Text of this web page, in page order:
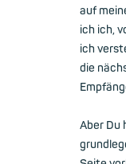
auf
ich ich,
ich
die
Aber Du